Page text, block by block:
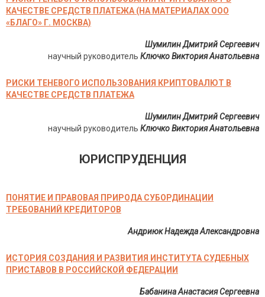
КАЧЕСТВЕ СРЕДСТВ ПЛАТЕЖА (НА МАТЕРИАЛАХ ООО
«БЛАГО» Г. МОСКВА)
Шумилин Дмитрий Сергеевич
научный руководитель Ключко Виктория Анатольевна
РИСКИ ТЕНЕВОГО ИСПОЛЬЗОВАНИЯ КРИПТОВАЛЮТ В
КАЧЕСТВЕ СРЕДСТВ ПЛАТЕЖА
Шумилин Дмитрий Сергеевич
научный руководитель Ключко Виктория Анатольевна
ЮРИСПРУДЕНЦИЯ
ПОНЯТИЕ И ПРАВОВАЯ ПРИРОДА СУБОРДИНАЦИИ
ТРЕБОВАНИЙ КРЕДИТОРОВ
Андриюк Надежда Александровна
ИСТОРИЯ СОЗДАНИЯ И РАЗВИТИЯ ИНСТИТУТА СУДЕБНЫХ
ПРИСТАВОВ В РОССИЙСКОЙ ФЕДЕРАЦИИ
Бабанина Анастасия Сергеевна